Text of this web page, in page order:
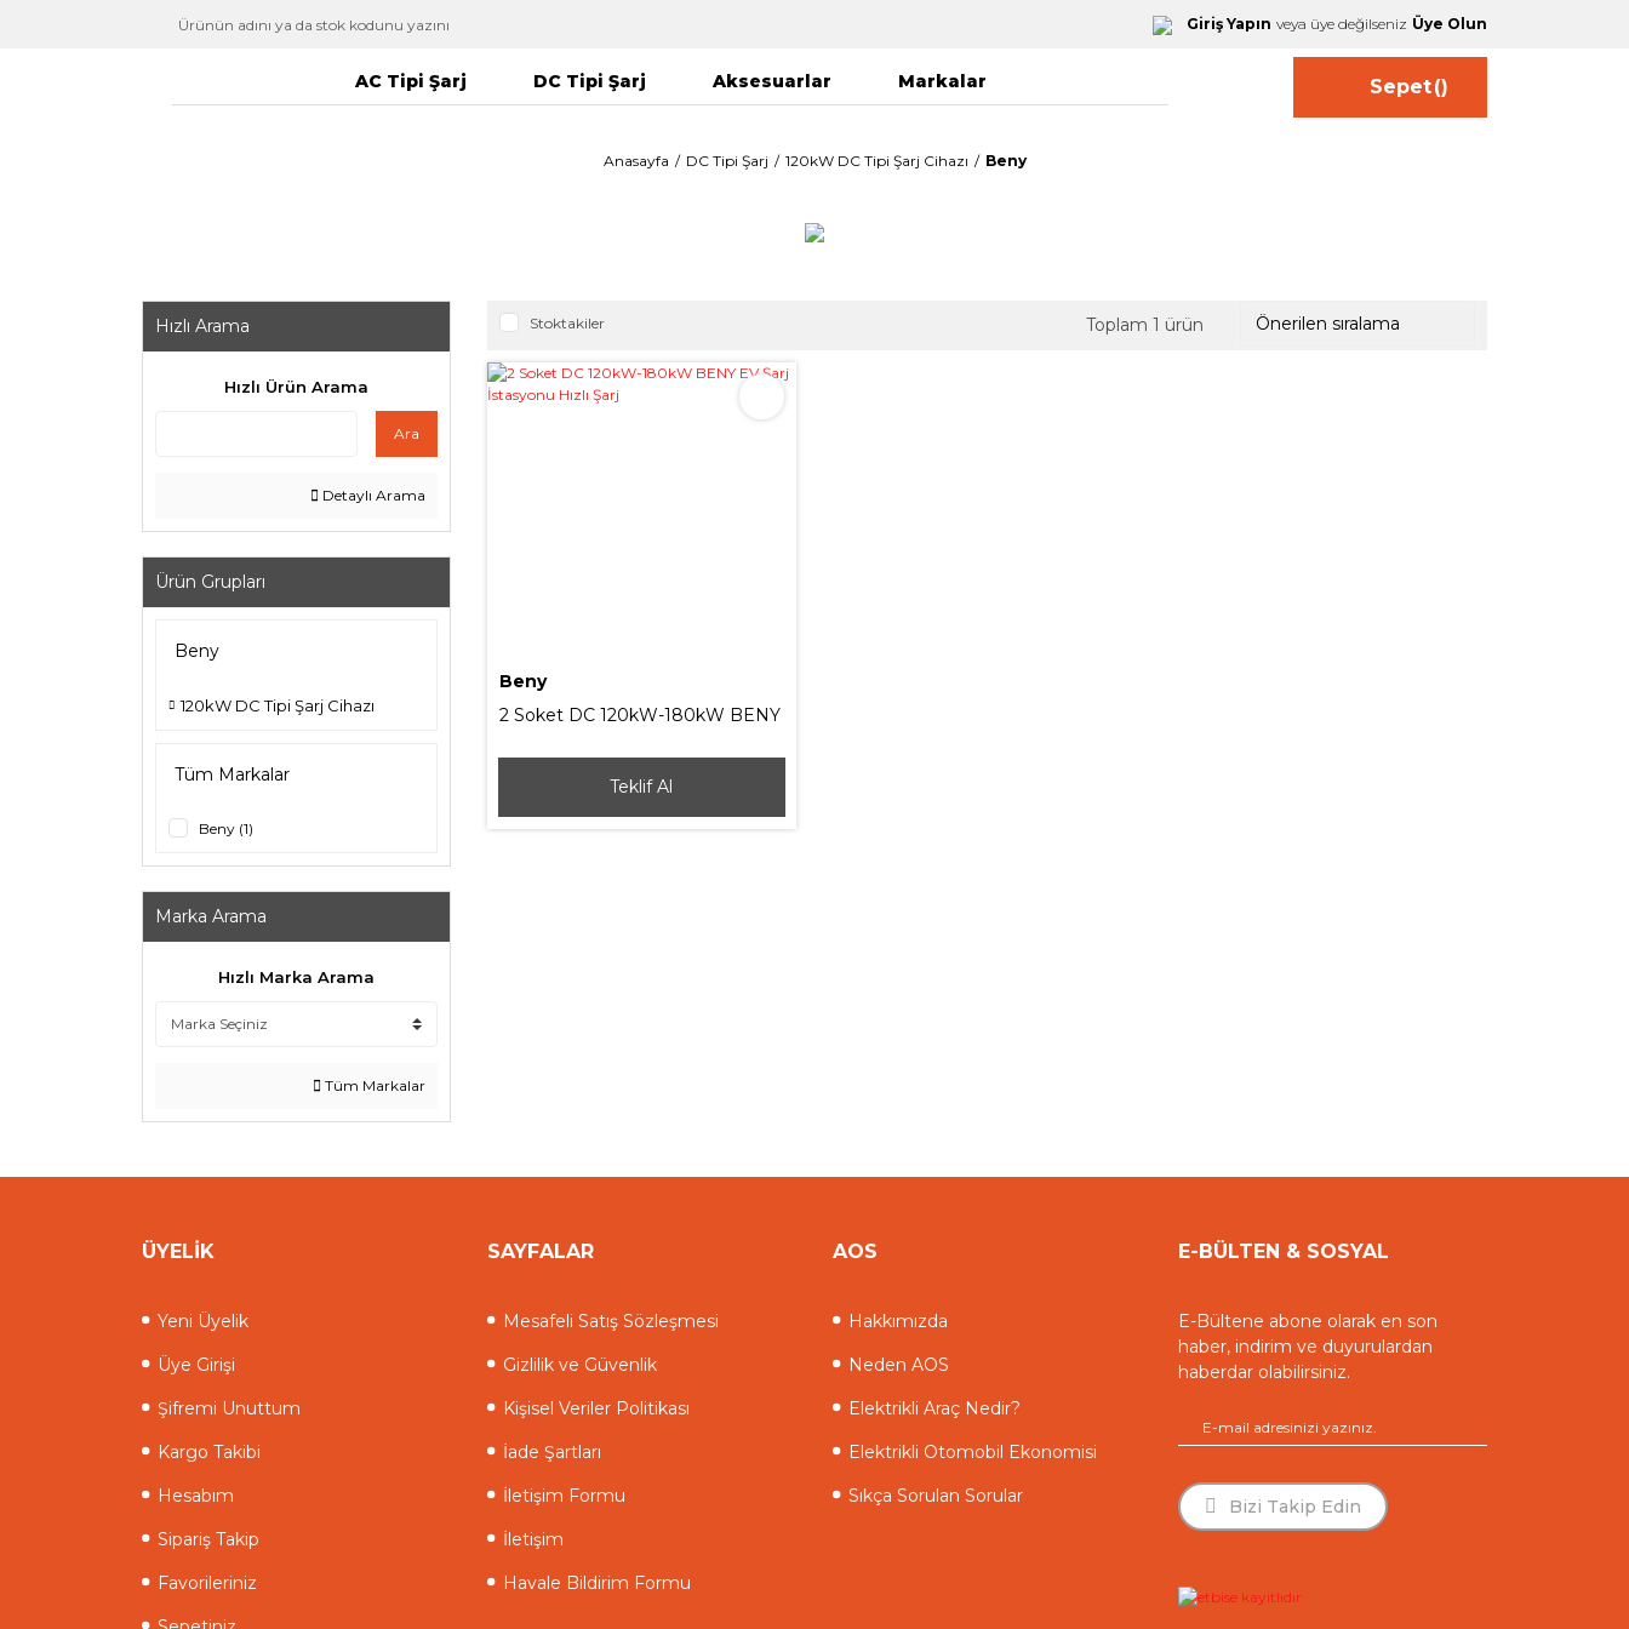
Giriş Yapın veya üye değilseniz Üye Olun
AC Tipi Şarj DC Tipi Şarj Aksesuarlar Markalar Sepet()
Anasayfa DC Tipi Şarj 120kW DC Tipi Şarj Cihazı Beny
Hızlı Arama
Hızlı Ürün Arama
Ara
Detaylı Arama
Ürün Grupları
Beny
120kW DC Tipi Şarj Cihazı
Tüm Markalar
Beny (1)
Marka Arama
Hızlı Marka Arama
Tüm Markalar
Stoktakiler Toplam 1 ürün
Beny
2 Soket DC 120kW-180kW BENY
Teklif Al
ÜYELİK
Yeni Üyelik
Üye Girişi
Şifremi Unuttum
Kargo Takibi
Hesabım
Sipariş Takip
Favorileriniz
SAYFALAR
Mesafeli Satış Sözleşmesi
Gizlilik ve Güvenlik
Kişisel Veriler Politikası
İade Şartları
İletişim Formu
İletişim
Havale Bildirim Formu
AOS
Hakkımızda
Neden AOS
Elektrikli Araç Nedir?
Elektrikli Otomobil Ekonomisi
Sıkça Sorulan Sorular
E-BÜLTEN & SOSYAL
E-Bültene abone olarak en son
haber, indirim ve duyurulardan
haberdar olabilirsiniz.